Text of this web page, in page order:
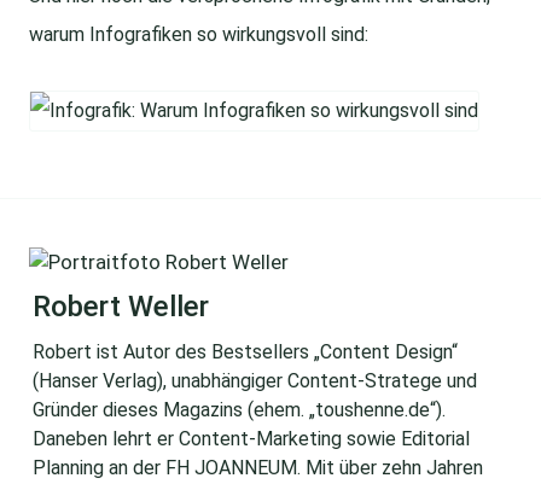
warum Infografiken so wirkungsvoll sind:
Robert Weller
Robert ist Autor des Bestsellers „Content Design“
(Hanser Verlag), unabhängiger Content-Stratege und
Gründer dieses Magazins (ehem. „toushenne.de“).
Daneben lehrt er Content-Marketing sowie Editorial
Planning an der FH JOANNEUM. Mit über zehn Jahren